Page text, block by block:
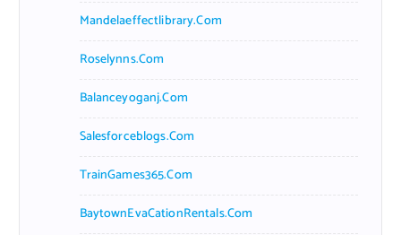
Mandelaeffectlibrary.com
Roselynns.com
Balanceyoganj.com
Salesforceblogs.com
TrainGames365.com
BaytownEvaCationRentals.com